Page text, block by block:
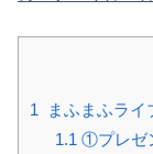
1 まふまふライ
1.1 ①プレゼ